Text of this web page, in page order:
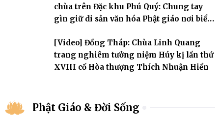
chùa trên Đặc khu Phú Quý: Chung tay
gìn giữ di sản văn hóa Phật giáo nơi biển
[Video] Đồng Tháp: Chùa Linh Quang
trang nghiêm tưởng niệm Húy kị lần thứ
XVIII cố Hòa thượng Thích Nhuận Hiền
Phật Giáo & Đời Sống